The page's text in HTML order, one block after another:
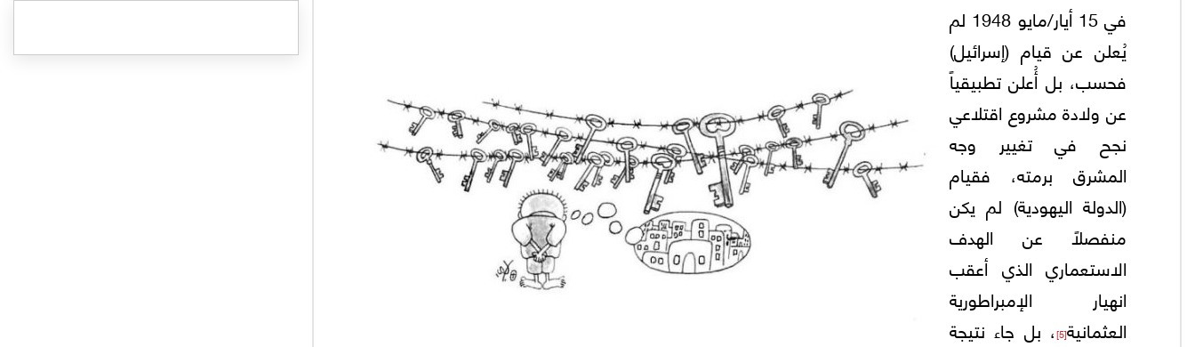
في 15 أيار/مايو 1948 لم
يُعلن عن قيام (إسرائيل)
فحسب، بل أُعلن تطبيقياً
عن ولادة مشروع اقتلاعي
نجح في تغيير وجه
المشرق برمته، فقيام
(الدولة اليهودية) لم يكن
منفصلاً عن الهدف
الاستعماري الذي أعقب
انهيار الإمبراطورية
العثمانية[5] ، بل جاء نتيجة